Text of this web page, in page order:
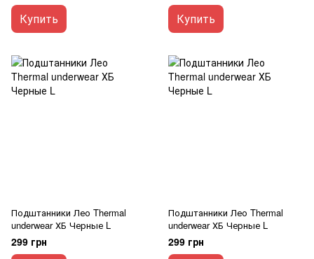
Купить Купить
Подштанники Лео Thermal
underwear ХБ Черные L
299 грн
Подштанники Лео Thermal
underwear ХБ Черные L
299 грн